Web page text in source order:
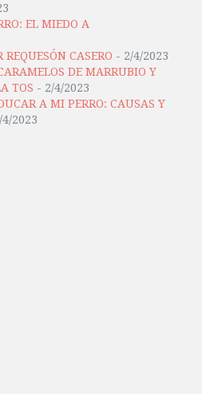
EL MIEDO A
REQUESÓN CASERO - 2/4/2023
DE MARRUBIO Y
TOS - 2/4/2023
A MI PERRO: CAUSAS Y
2023